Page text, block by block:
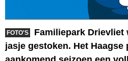
FOTO'S
Familiepark Drievliet
jasje gestoken. Het